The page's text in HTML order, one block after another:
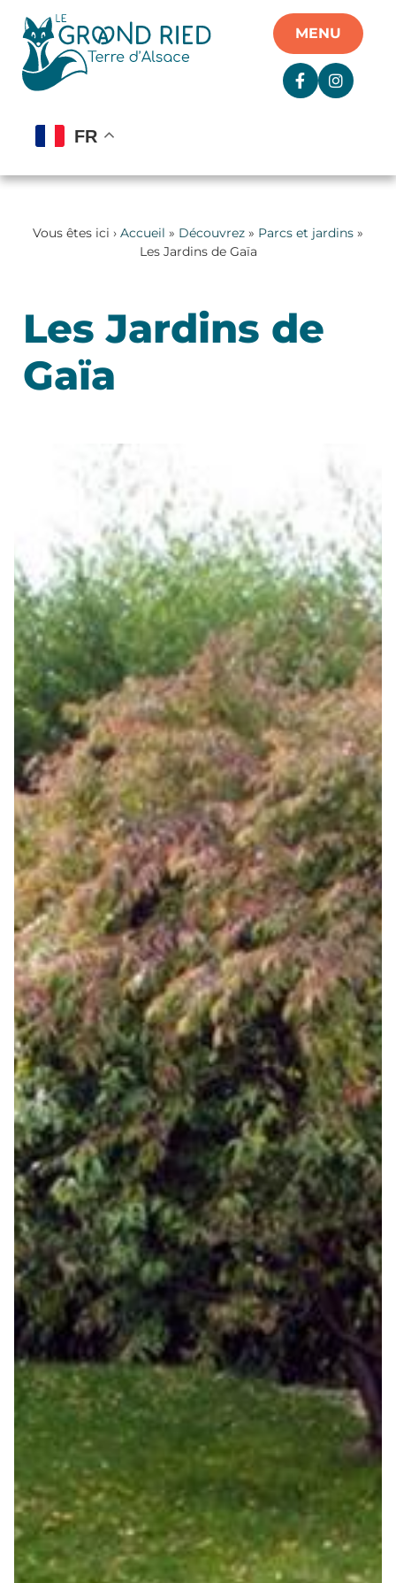
MENU
FR
Vous êtes ici › Accueil » Découvrez » Parcs et jardins »
Les Jardins de Gaïa
Les Jardins de
Gaïa
Panneau de gestion des cookies